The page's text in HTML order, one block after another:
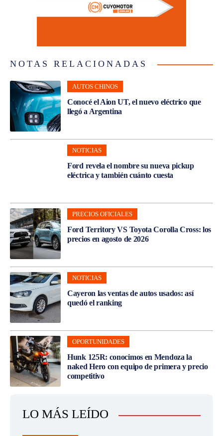
NOTAS RELACIONADAS
AUTOS CHINOS
Conocé el Aion UT, el nuevo eléctrico que
llegó a Argentina
NOTICIAS
Ford revela el nombre su nueva pickup
eléctrica y también cuánto cuesta
PRECIOS OFICIALES
Ford Territory VS Toyota Corolla Cross: los
precios en agosto de 2026
NOTICIAS
Cayeron las ventas de autos usados: así
quedó el ranking
OPORTUNIDADES
Hunk 125R: conocimos en Mendoza la
naked Hero con equipo de primera y precio
competitivo
LO MÁS LEÍDO